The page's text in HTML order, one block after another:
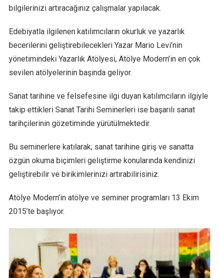
bilgilerinizi artıracağınız çalışmalar yapılacak.
Edebiyatla ilgilenen katılımcıların okurluk ve yazarlık
becerilerini geliştirebilecekleri Yazar Mario Levi’nin
yönetimindeki Yazarlık Atölyesi, Atölye Modern’in en çok
sevilen atölyelerinin başında geliyor.
Sanat tarihine ve felsefesine ilgi duyan katılımcıların ilgiyle
takip ettikleri Sanat Tarihi Seminerleri ise başarılı sanat
tarihçilerinin gözetiminde yürütülmektedir.
Bu seminerlere katılarak; sanat tarihine giriş ve sanatta
özgün okuma biçimleri geliştirme konularında kendinizi
geliştirebilir ve birikimlerinizi artırabilirisiniz.
Atölye Modern’in atölye ve seminer programları 13 Ekim
2015’te başlıyor.